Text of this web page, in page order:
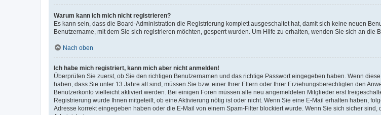
Warum kann ich mich nicht registrieren?
Es kann sein, dass die Board-Administration die Registrierung komplett ausgeschaltet hat, damit sich keine neuen
Benutzername, mit dem Sie sich registrieren möchten, gesperrt wurden. Um Hilfe zu erhalten, wenden Sie sich an die
Nach oben
Ich habe mich registriert, kann mich aber nicht anmelden!
Überprüfen Sie zuerst, ob Sie den richtigen Benutzernamen und das richtige Passwort eingegeben haben. Wenn
haben, dass Sie unter 13 Jahre alt sind, müssen Sie bzw. einer Ihrer Eltern oder Ihrer Erziehungsberechtigten den
Benutzerkonto vielleicht aktiviert werden. Bei einigen Foren müssen alle neu angemeldeten Mitglieder erst
Registrierung wurde Ihnen mitgeteilt, ob eine Aktivierung nötig ist oder nicht. Wenn Sie eine E-Mail erhalten haben,
Adresse korrekt eingegeben haben oder die E-Mail von einem Spam-Filter blockiert wurde. Wenn Sie sich sicher